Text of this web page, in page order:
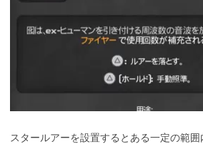
スタールアーを設置するとある一定の範